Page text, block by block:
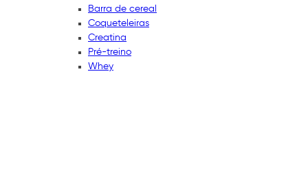
Barra de cereal
Coqueteleiras
Creatina
Pré-treino
Whey